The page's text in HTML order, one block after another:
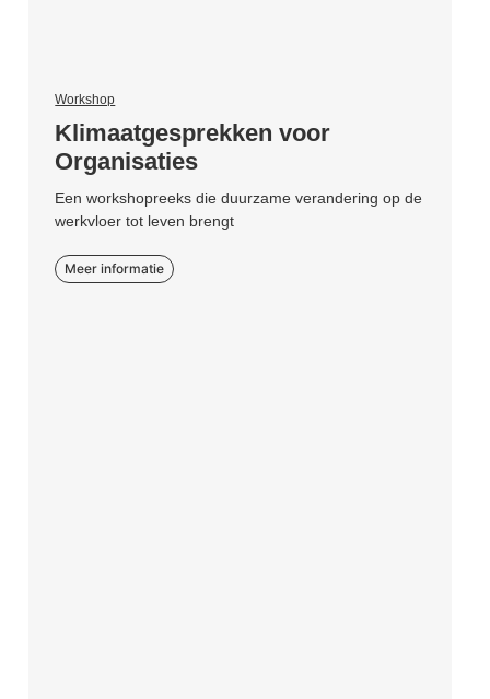
Workshop
Klimaatgesprekken voor
Organisaties
Een workshopreeks die duurzame verandering op de
werkvloer tot leven brengt
Meer informatie